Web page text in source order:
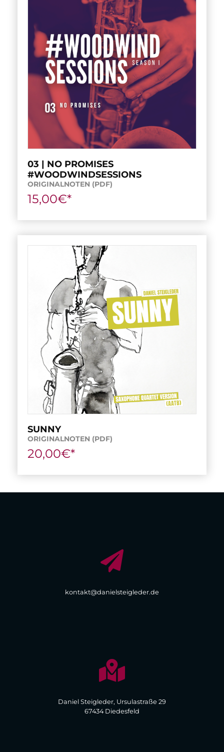
03 | NO PROMISES
#WOODWINDSESSIONS
ORIGINALNOTEN (PDF)
15,00€*
SUNNY
ORIGINALNOTEN (PDF)
20,00€*
kontakt@danielsteigleder.de
Daniel Steigleder, Ursulastraße 29
67434 Diedesfeld